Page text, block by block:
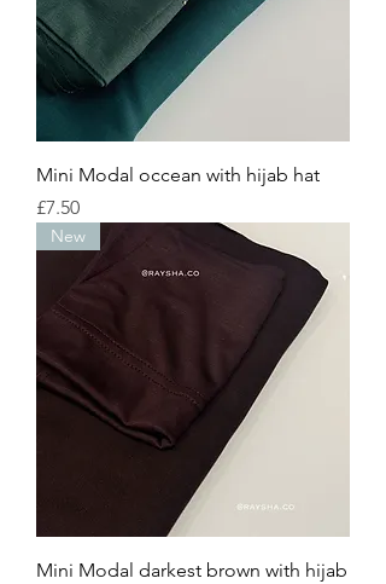
Mini Modal occean with hijab hat
Price
£7.50
New
Mini Modal darkest brown with hijab